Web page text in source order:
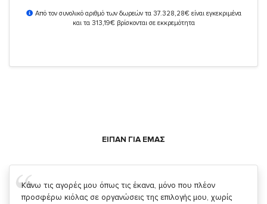
Από τον συνολικό αριθμό των δωρεών τα 37.328,28€ είναι εγκεκριμένα
και τα 313,19€ βρίσκονται σε εκκρεμότητα
ΕΙΠΑΝ ΓΙΑ ΕΜΑΣ
Σας ευχαριστώ που μας δίνετε την δυνατότητα να κάνουμε
κάτι!